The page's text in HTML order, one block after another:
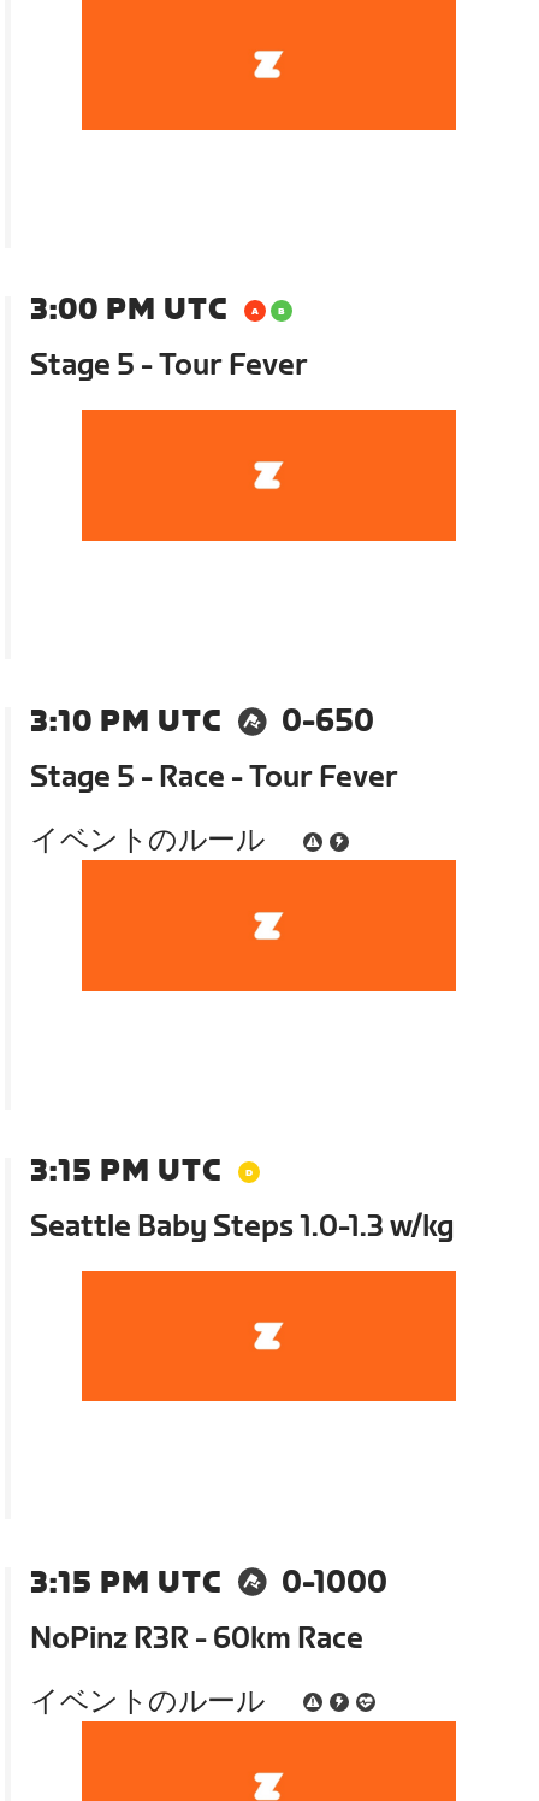
3:00 PM UTC
Stage 5 - Tour Fever
3:10 PM UTC
0-650
Stage 5 - Race - Tour Fever
イベントのルール
3:15 PM UTC
Seattle Baby Steps 1.0-1.3 w/kg
3:15 PM UTC
0-1000
NoPinz R3R - 60km Race
イベントのルール